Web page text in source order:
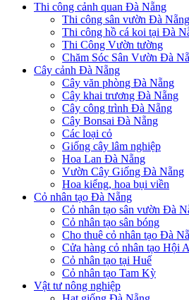
Thi công cảnh quan Đà Nẵng
Thi công sân vườn Đà Nẵng
Thi công hồ cá koi tại Đà
Thi Công Vườn tường
Chăm Sóc Sân Vườn Đà
Cây cảnh Đà Nẵng
Cây văn phòng Đà Nẵng
Cây khai trương Đà Nẵng
Cây công trình Đà Nẵng
Cây Bonsai Đà Nẵng
Các loại cỏ
Giống cây lâm nghiệp
Hoa Lan Đà Nẵng
Vườn Cây Giống Đà Nẵng
Hoa kiểng, hoa bụi viền
Cỏ nhân tạo Đà Nẵng
Cỏ nhân tạo sân vườn Đà
Cỏ nhân tạo sân bóng
Cho thuê cỏ nhân tạo Đà
Cửa hàng cỏ nhân tạo Hội
Cỏ nhân tạo tại Huế
Cỏ nhân tạo Tam Kỳ
Vật tư nông nghiệp